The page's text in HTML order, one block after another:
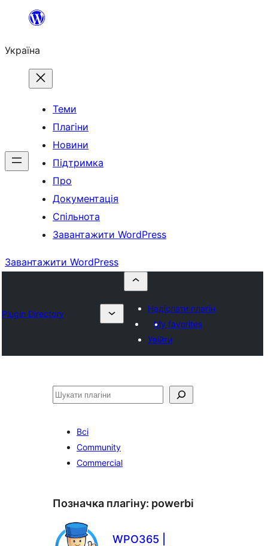
Перейти
вмісту
Україна
Теми
Плагіни
Новини
Підтримка
Про
Документація
Спільнота
Завантажити WordPress
Завантажити WordPress
Plugin Directory
Надіслати плагін
My favorites
Увійти
Пошук
Всі
Community
Commercial
Позначка плагіну: powerbi
WPO365 |